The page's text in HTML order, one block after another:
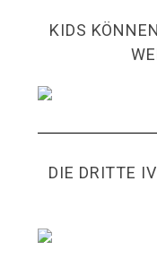
KIDS
DIE DRITTE